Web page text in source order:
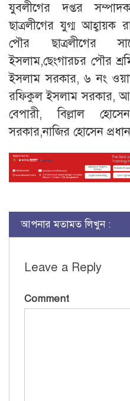
যুবলীগের দপ্তর
ছাত্রলীগের যুগ্ম আহ্বায়ক
পৌর ছাত্রলীগের
ইসলাম,ছেংগারচর পৌর
ইসলাম সরকার, ৬ নং
রফিকুল ইসলাম সরকার,
বেপারী, বিল্লাল
সরকার,নাজির হোসেন
আপনার মতামত লিখুন :
Leave a Reply
Comment